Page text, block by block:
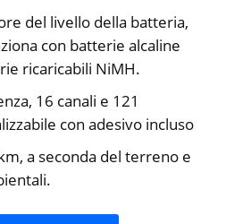
del livello della batteria,
con batterie alcaline
ricaricabili NiMH.
16 canali e 121
con adesivo incluso
a seconda del terreno e